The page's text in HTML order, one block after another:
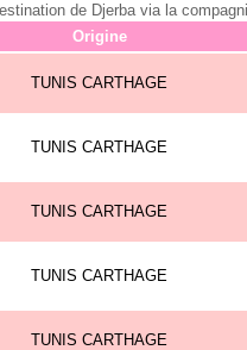
de Djerba via la
Origine
TUNIS CARTHAGE
TUNIS CARTHAGE
TUNIS CARTHAGE
TUNIS CARTHAGE
TUNIS CARTHAGE